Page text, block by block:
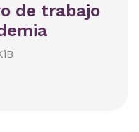
de trabajo